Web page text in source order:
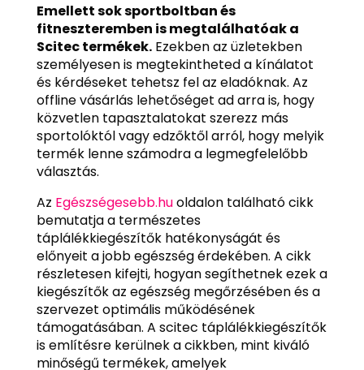
Emellett sok sportboltban és
fitneszteremben is megtalálhatóak a
Scitec termékek.Ezekben az üzletekben
személyesen is megtekintheted a kínálatot
és kérdéseket tehetsz fel az eladóknak. Az
offline vásárlás lehetőséget ad arra is, hogy
közvetlen tapasztalatokat szerezz más
sportolóktól vagy edzőktől arról, hogy melyik
termék lenne számodra a legmegfelelőbb
választás.
Az Egészségesebb.huoldalon található cikk
bemutatja a természetes
táplálékkiegészítők hatékonyságát és
előnyeit a jobb egészség érdekében. A cikk
részletesen kifejti, hogyan segíthetnek ezek a
kiegészítők az egészség megőrzésében és a
szervezet optimális működésének
támogatásában. A scitec táplálékkiegészítők
is említésre kerülnek a cikkben, mint kiváló
minőségű termékek, amelyek